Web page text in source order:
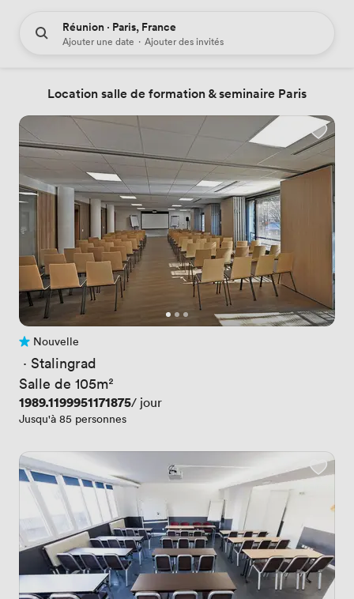
Réunion · Paris, France
Ajouter une date · Ajouter des invités
Location salle de formation & seminaire Paris
Pas encore d'avis
Nouvelle
· Stalingrad
Salle de 105m²
Prix
1989.1199951171875/ jour
Jusqu'à 85 personnes